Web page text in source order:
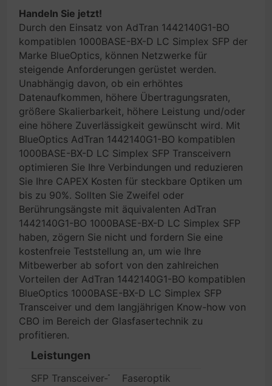
Handeln Sie jetzt!
Durch den Einsatz von AdTran 1442140G1-BO
kompatiblen 1000BASE-BX-D LC Simplex SFP der
Marke BlueOptics, können Netzwerke für
steigende Anforderungen gerüstet werden.
Unabhängig davon, ob ein erhöhtes
Datenaufkommen, höhere Übertragungsraten,
größere Skalierbarkeit, höhere Leistung und/oder
eine höhere Zuverlässigkeit gewünscht wird. Mit
BlueOptics AdTran 1442140G1-BO kompatiblen
1000BASE-BX-D LC Simplex SFP Transceivern
optimieren Sie Ihre Verbindungen und reduzieren
Sie Ihre CAPEX Kosten für steckbare Optiken um
bis zu 90%. Sollten Sie Zweifel oder
Berührungsängste mit äquivalenten AdTran
1442140G1-BO 1000BASE-BX-D LC Simplex SFP
haben, zögern Sie nicht und fordern Sie eine
kostenfreie Teststellung an, um wie Ihre
Mitbewerber ab sofort von den zahlreichen
Vorteilen der AdTran 1442140G1-BO kompatiblen
BlueOptics 1000BASE-BX-D LC Simplex SFP
Transceiver und dem langjährigen Know-how von
CBO im Bereich der Glasfasertechnik zu
profitieren.
Leistungen
SFP Transceiver-TypFaseroptik